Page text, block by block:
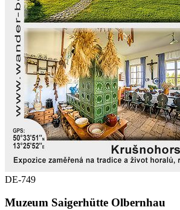
DE-749
Muzeum Saigerhütte Olbernhau